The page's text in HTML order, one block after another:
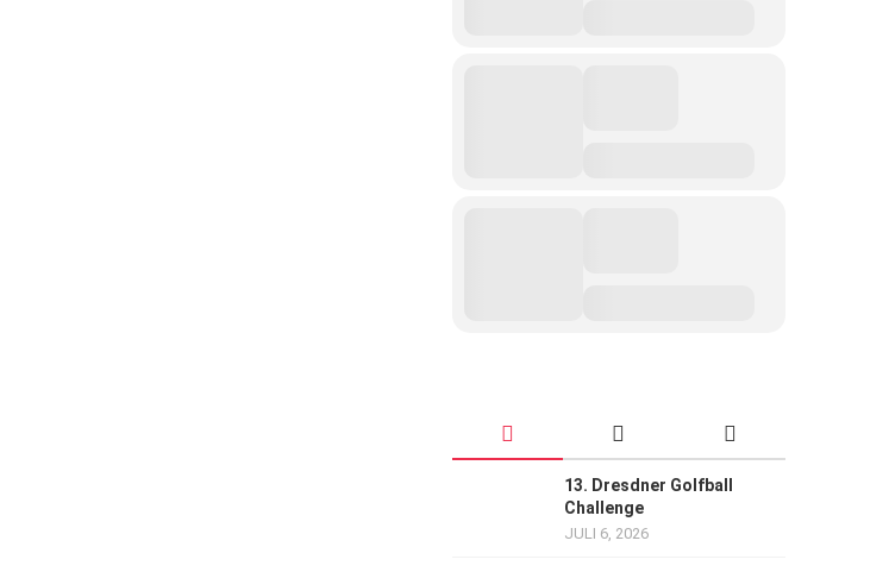
13. Dresdner Golfball
Challenge
JULI 6, 2026